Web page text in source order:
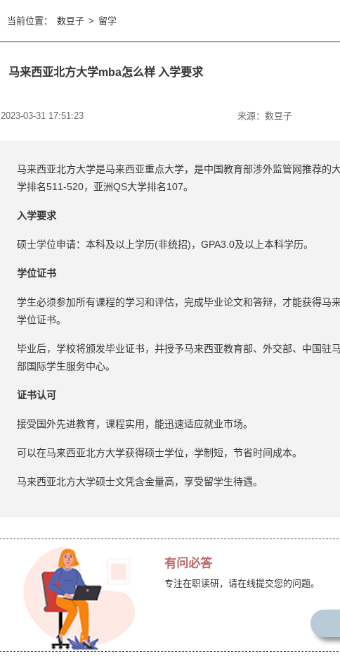
当前位置： 数豆子 > 留学
马来西亚北方大学mba怎么样 入学要求
2023-03-31 17:51:23 来源： 数豆子
马来西亚北方大学是马来西亚重点大学，是中国教育部涉外监管网推荐的
学排名511-520，亚洲QS大学排名107。
入学要求
硕士学位申请：本科及以上学历(非统招)，GPA3.0及以上本科学历。
学位证书
学生必须参加所有课程的学习和评估，完成毕业论文和答辩，才能获得马
学位证书。
毕业后，学校将颁发毕业证书，并授予马来西亚教育部、外交部、中国驻
部国际学生服务中心。
证书认可
接受国外先进教育，课程实用，能迅速适应就业市场。
可以在马来西亚北方大学获得硕士学位，学制短，节省时间成本。
马来西亚北方大学硕士文凭含金量高，享受留学生待遇。
有问必答
专注在职读研，请在线提交您的问题。